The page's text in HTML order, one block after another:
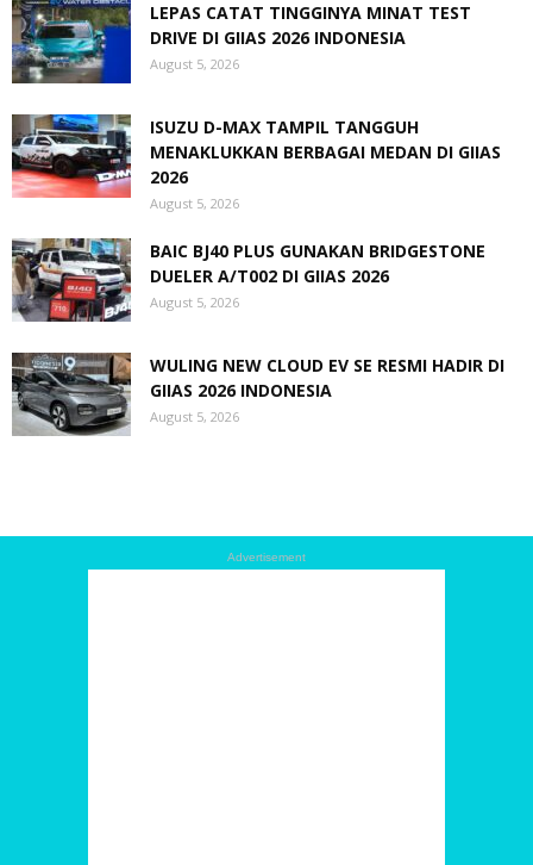
LEPAS CATAT TINGGINYA MINAT TEST
DRIVE DI GIIAS 2026 INDONESIA
August 5, 2026
ISUZU D-MAX TAMPIL TANGGUH
MENAKLUKKAN BERBAGAI MEDAN DI GIIAS
2026
August 5, 2026
BAIC BJ40 PLUS GUNAKAN BRIDGESTONE
DUELER A/T002 DI GIIAS 2026
August 5, 2026
WULING NEW CLOUD EV SE RESMI HADIR DI
GIIAS 2026 INDONESIA
August 5, 2026
Advertisement